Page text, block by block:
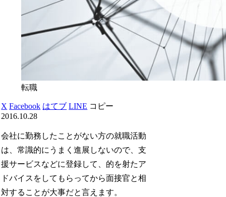
転職
X Facebook はてブ LINE コピー
2016.10.28
会社に勤務したことがない方の就職活動
は、常識的にうまく進展しないので、支
援サービスなどに登録して、的を射たア
ドバイスをしてもらってから面接官と相
対することが大事だと言えます。